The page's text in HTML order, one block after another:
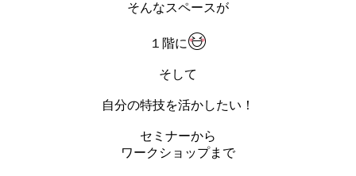
そんなスペースが
１階に
そして
自分の特技を活かしたい！
セミナーから
ワークショップまで